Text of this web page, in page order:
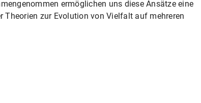
ermöglichen uns diese Ansätze eine
Theorien zur Evolution von Vielfalt auf mehreren